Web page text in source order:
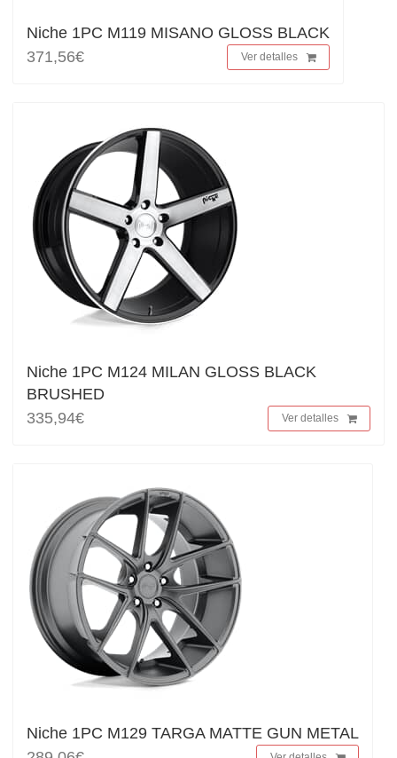
Niche 1PC M119 MISANO GLOSS BLACK
371,56€
Ver detalles
Niche 1PC M124 MILAN GLOSS BLACK
BRUSHED
335,94€
Ver detalles
Niche 1PC M129 TARGA MATTE GUN METAL